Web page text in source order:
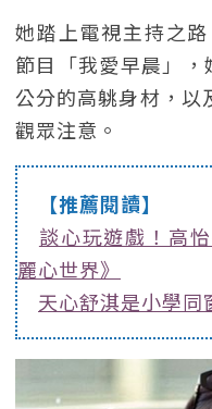
她踏上電視主持之
節目「我愛早晨」
公分的高䠷身材，以
觀眾注意。
【推薦閱讀】
談心玩遊戲！高
麗心世界》
天心舒淇是小學同